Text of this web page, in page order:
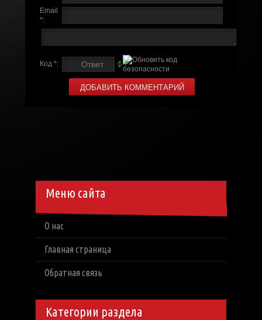
Email
*:
Код *:
Меню сайта
О нас
Главная страница
Обратная связь
Категории раздела